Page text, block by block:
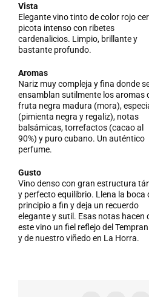
Vista
Elegante vino tinto de color rojo
picota intenso con ribetes
cardenalicios. Limpio, brillante y
bastante profundo.
Aromas
Nariz muy compleja y fina donde
ensamblan sutilmente los aromas
fruta negra madura (mora),
(pimienta negra y regaliz), notas
balsámicas, torrefactos (cacao al
90%) y puro cubano. Un auténtico
perfume.
Gusto
Vino denso con gran estructura
y perfecto equilibrio. Llena la boca
principio a fin y deja un recuerdo
elegante y sutil. Esas notas hacen
este vino un fiel reflejo del
y de nuestro viñedo en La Horra.